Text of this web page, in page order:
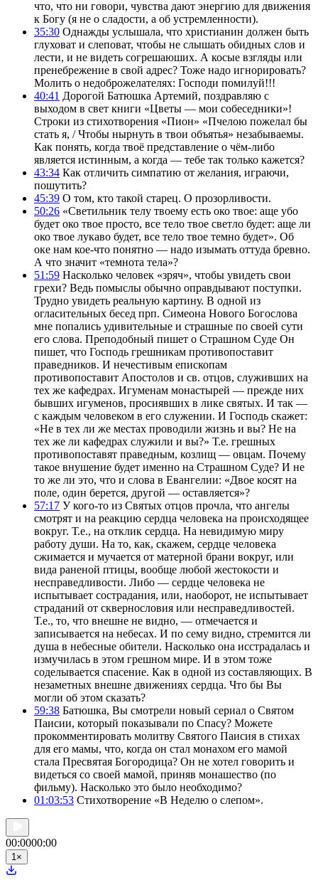
что, что ни говори, чувства дают энергию для движения
к Богу (я не о сладости, а об устремленности).
35:30 Однажды услышала, что христианин должен быть
глуховат и слеповат, чтобы не слышать обидных слов и
лести, и не видеть согрешаюших. А косые взгляды или
пренебрежение в свой адрес? Тоже надо игнорировать?
Молить о недоброжелателях: Господи помилуй!!!
40:41 Дорогой Батюшка Артемий, поздравляю с
выходом в свет книги «Цветы — мои собеседники»!
Строки из стихотворения «Пион» «Пчелою пожелал бы
стать я, / Чтобы нырнуть в твои объятья» незабываемы.
Как понять, когда твоё представление о чём-либо
является истинным, а когда — тебе так только кажется?
43:34 Как отличить симпатию от желания, играючи,
пошутить?
45:39 О том, кто такой старец. О прозорливости.
50:26 «Светильник телу твоему есть око твое: аще убо
будет око твое просто, все тело твое светло будет: аще ли
око твое лукаво будет, все тело твое темно будет». Об
оке нам кое-что понятно — надо изымать оттуда бревно.
А что значит «темнота тела»?
51:59 Насколько человек «зряч», чтобы увидеть свои
грехи? Ведь помыслы обычно оправдывают поступки.
Трудно увидеть реальную картину. В одной из
огласительных бесед прп. Симеона Нового Богослова
мне попались удивительные и страшные по своей сути
его слова. Преподобный пишет о Страшном Суде Он
пишет, что Господь грешникам противопоставит
праведников. И нечестивым епископам
противопоставит Апостолов и св. отцов, служивших на
тех же кафедрах. Игуменам монастырей — прежде них
бывших игуменов, просиявших в лике святых. И так —
с каждым человеком в его служении. И Господь скажет:
«Не в тех ли же местах проводили жизнь и вы? Не на
тех же ли кафедрах служили и вы?» Т.е. грешных
противопоставят праведным, козлищ — овцам. Почему
такое внушение будет именно на Страшном Суде? И не
то же ли это, что и слова в Евангелии: «Двое косят на
поле, один берется, другой — оставляется»?
57:17 У кого-то из Святых отцов прочла, что ангелы
смотрят и на реакцию сердца человека на происходящее
вокруг. Т.е., на отклик сердца. На невидимую миру
работу души. На то, как, скажем, сердце человека
сжимается и мучается от матерной брани вокруг, или
вида раненой птицы, вообще любой жестокости и
несправедливости. Либо — сердце человека не
испытывает сострадания, или, наоборот, не испытывает
страданий от сквернословия или несправедливостей.
Т.е., то, что внешне не видно, — отмечается и
записывается на небесах. И по сему видно, стремится ли
душа в небесные обители. Насколько она исстрадалась и
измучилась в этом грешном мире. И в этом тоже
соделывается спасение. Как в одной из составляющих. В
незаметных внешне движениях сердца. Что бы Вы
могли об этом сказать?
59:38 Батюшка, Вы смотрели новый сериал о Святом
Паисии, который показывали по Спасу? Можете
прокомментировать молитву Святого Паисия в стихах
для его мамы, что, когда он стал монахом его мамой
стала Пресвятая Богородица? Он не хотел говорить и
видеться со своей мамой, приняв монашество (по
фильмy). Насколько это было необходимо?
01:03:53 Стихотворение «В Неделю о слепом».
00:0000:00
1×